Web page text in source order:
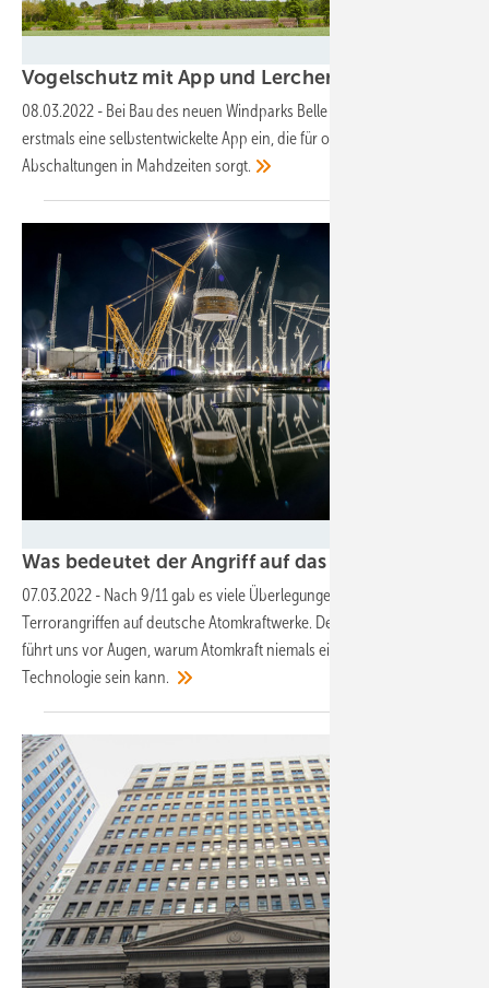
Vogelschutz mit App und Lerchenfenstern
08.03.2022 - Bei Bau des neuen Windparks Belle setzt Energiequelle
erstmals eine selbstentwickelte App ein, die für optimierte
Abschaltungen in Mahdzeiten sorgt.
Was bedeutet der Angriff auf das ukrainische
07.03.2022 - Nach 9/11 gab es viele Überlegungen zu der Gefahr von
Terrorangriffen auf deutsche Atomkraftwerke. Der Krieg in der Ukraine
führt uns vor Augen, warum Atomkraft niemals eine sichere
Technologie sein kann.